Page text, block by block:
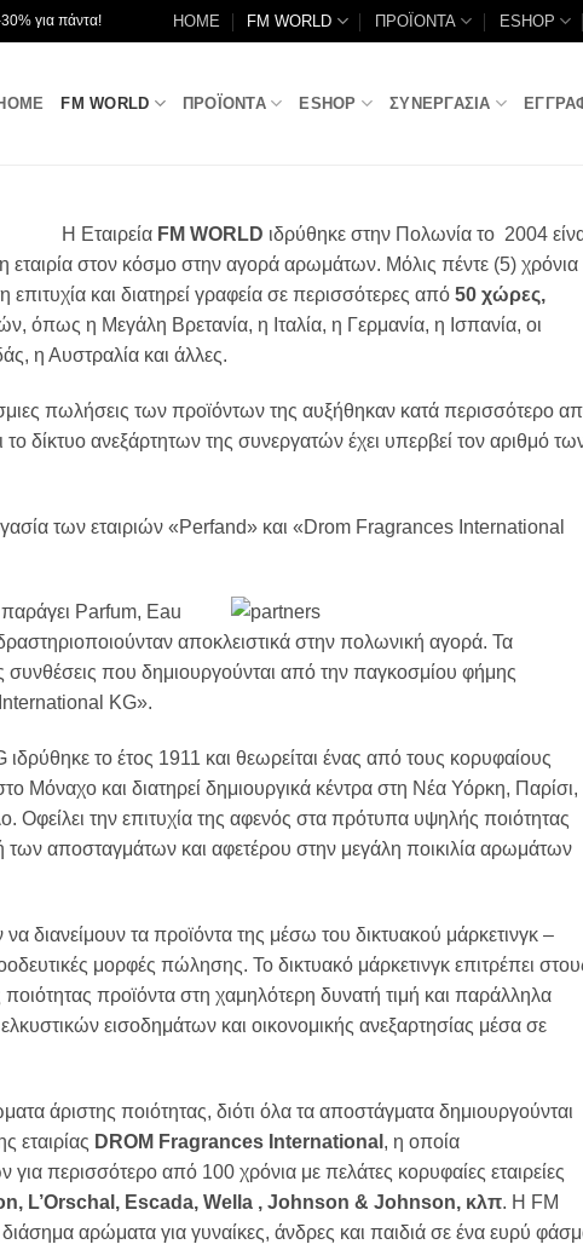
για πάντα! HOME FM WORLD ΠΡΟΪΟΝΤΑ ESHOP
FM WORLD ΠΡΟΪΟΝΤΑ ESHOP ΣΥΝΕΡΓΑΣΙΑ
Η Εταιρεία FM WORLD ιδρύθηκε στην Πολωνία το 2004
στον κόσμο στην αγορά αρωμάτων. Μόλις πέντε (5) χρόνια
επιτυχία και διατηρεί γραφεία σε περισσότερες από 50 χώρες,
όπως η Μεγάλη Βρετανία, η Ιταλία, η Γερμανία, η Ισπανία, οι
η Αυστραλία και άλλες.
πωλήσεις των προϊόντων της αυξήθηκαν κατά περισσότερο
δίκτυο ανεξάρτητων της συνεργατών έχει υπερβεί τον αριθμό
των εταιριών «Perfand» και «Drom Fragrances International
Parfum, Eau
αποκλειστικά στην πολωνική αγορά. Τα
συνθέσεις που δημιουργούνται από την παγκοσμίου φήμης
KG».
το έτος 1911 και θεωρείται ένας από τους κορυφαίους
Μόναχο και διατηρεί δημιουργικά κέντρα στη Νέα Υόρκη, Παρίσι,
την επιτυχία της αφενός στα πρότυπα υψηλής ποιότητας
αποσταγμάτων και αφετέρου στην μεγάλη ποικιλία αρωμάτων
διανείμουν τα προϊόντα της μέσω του δικτυακού μάρκετινγκ –
μορφές πώλησης. Το δικτυακό μάρκετινγκ επιτρέπει
ποιότητας προϊόντα στη χαμηλότερη δυνατή τιμή και παράλληλα
εισοδημάτων και οικονομικής ανεξαρτησίας μέσα σε
άριστης ποιότητας, διότι όλα τα αποστάγματα δημιουργούνται
εταιρίας DROM Fragrances International , η οποία
περισσότερο από 100 χρόνια με πελάτες κορυφαίες εταιρείες
L’Orschal, Escada, Wella , Johnson & Johnson, κλπ. Η FM
αρώματα για γυναίκες, άνδρες και παιδιά σε ένα ευρύ